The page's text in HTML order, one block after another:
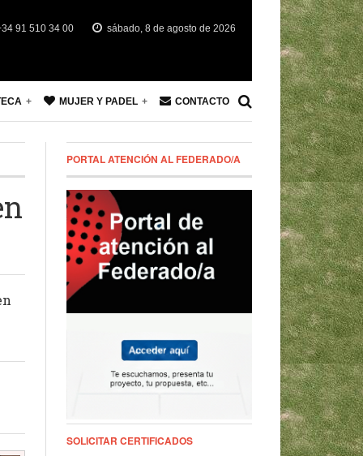
91 510 34 00 sábado, 8 de agosto de 2026
MUJER Y PADEL CONTACTO
PORTAL ATENCIÓN AL FEDERADO/A
SOLICITAR CERTIFICADOS